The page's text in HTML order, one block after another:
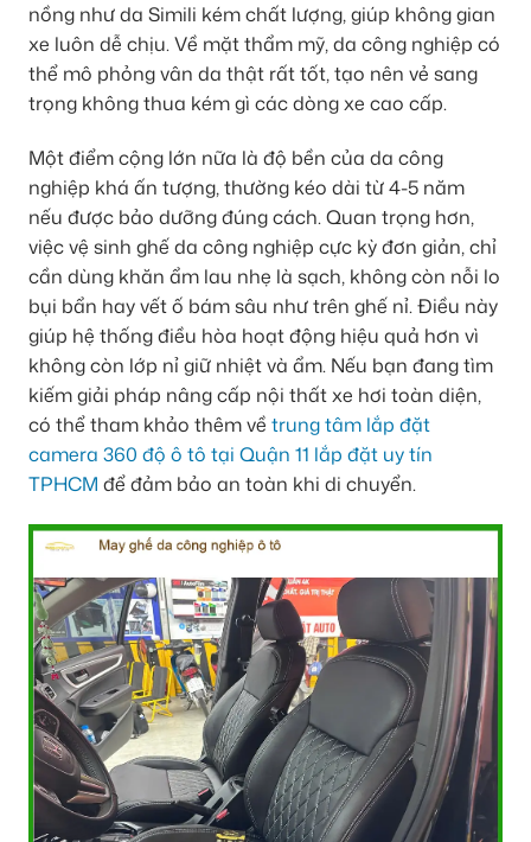
nồng như da Simili kém chất lượng, giúp không gian
xe luôn dễ chịu. Về mặt thẩm mỹ, da công nghiệp có
thể mô phỏng vân da thật rất tốt, tạo nên vẻ sang
trọng không thua kém gì các dòng xe cao cấp.
Một điểm cộng lớn nữa là độ bền của da công
nghiệp khá ấn tượng, thường kéo dài từ 4-5 năm
nếu được bảo dưỡng đúng cách. Quan trọng hơn,
việc vệ sinh ghế da công nghiệp cực kỳ đơn giản, chỉ
cần dùng khăn ẩm lau nhẹ là sạch, không còn nỗi lo
bụi bẩn hay vết ố bám sâu như trên ghế nỉ. Điều này
giúp hệ thống điều hòa hoạt động hiệu quả hơn vì
không còn lớp nỉ giữ nhiệt và ẩm. Nếu bạn đang tìm
kiếm giải pháp nâng cấp nội thất xe hơi toàn diện,
có thể tham khảo thêm về trung tâm lắp đặt
camera 360 độ ô tô tại Quận 11 lắp đặt uy tín
TPHCM để đảm bảo an toàn khi di chuyển.